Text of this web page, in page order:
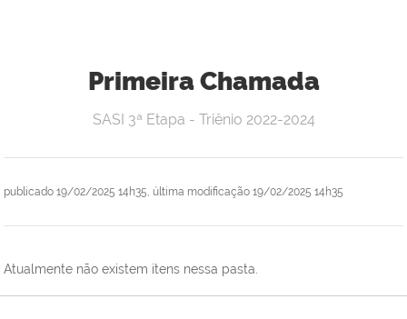
Primeira Chamada
publicado 19/02/2025 14h35, última modificação 19/02/2025 14h35
SASI 3ª Etapa - Triênio 2022-2024
Atualmente não existem itens nessa pasta.